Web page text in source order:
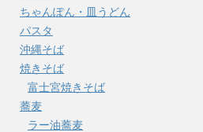
ちゃんぽん・皿うどん
パスタ
沖縄そば
焼きそば
富士宮焼きそば
蕎麦
ラー油蕎麦